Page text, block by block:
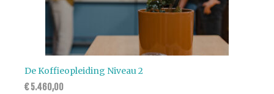
De Koffieopleiding Niveau 2
€5.460,00